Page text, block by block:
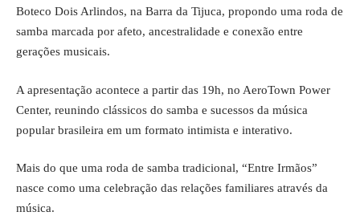
Boteco Dois Arlindos, na Barra da Tijuca, propondo uma roda de
samba marcada por afeto, ancestralidade e conexão entre
gerações musicais.
A apresentação acontece a partir das 19h, no AeroTown Power
Center, reunindo clássicos do samba e sucessos da música
popular brasileira em um formato intimista e interativo.
Mais do que uma roda de samba tradicional, “Entre Irmãos”
nasce como uma celebração das relações familiares através da
música.